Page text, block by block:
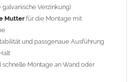
Kontaktkorrosiondürfen
Aluminium oder verzinkten
werden. Diese Metalle werden
insbesondere wenn
galvanische Verzinkung)
Mutter für die Montage mit
und passgenaue Ausführung
schnelle Montage an Wand oder